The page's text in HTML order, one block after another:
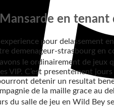
en tenant
pour delassement
demenageur-strasbourg
le ordinairement de
C’est presentement
detenir un resultat
de la maille grace au
du salle de jeu en Wild Bey